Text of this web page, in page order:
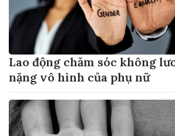
Lao động chăm sóc không
nặng vô hình của phụ nữ